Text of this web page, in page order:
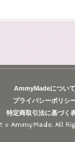
AmmyMadeについて
プライバシーポリシ
特定商取引法に基づく
© AmmyMade. All